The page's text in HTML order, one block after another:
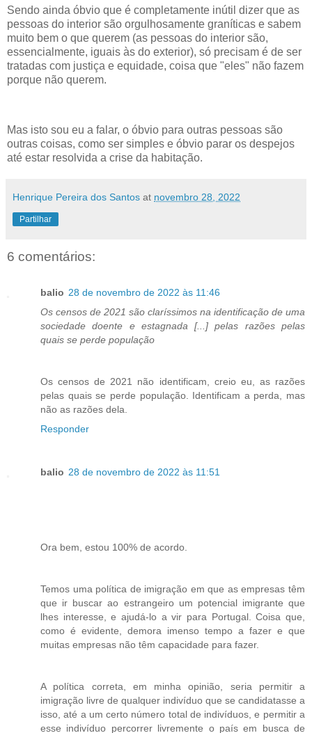
Sendo ainda óbvio que é completamente inútil dizer que as
pessoas do interior são orgulhosamente graníticas e sabem
muito bem o que querem (as pessoas do interior são,
essencialmente, iguais às do exterior), só precisam é de ser
tratadas com justiça e equidade, coisa que "eles" não fazem
porque não querem.
Mas isto sou eu a falar, o óbvio para outras pessoas são
outras coisas, como ser simples e óbvio parar os despejos
até estar resolvida a crise da habitação.
Henrique Pereira dos Santos at novembro 28, 2022
Partilhar
6 comentários:
balio 28 de novembro de 2022 às 11:46
Os censos de 2021 são claríssimos na identificação de uma
sociedade doente e estagnada [...] pelas razões pelas
quais se perde população
Os censos de 2021 não identificam, creio eu, as razões
pelas quais se perde população. Identificam a perda, mas
não as razões dela.
Responder
balio 28 de novembro de 2022 às 11:51
Ora bem, estou 100% de acordo.
Temos uma política de imigração em que as empresas têm
que ir buscar ao estrangeiro um potencial imigrante que
lhes interesse, e ajudá-lo a vir para Portugal. Coisa que,
como é evidente, demora imenso tempo a fazer e que
muitas empresas não têm capacidade para fazer.
A política correta, em minha opinião, seria permitir a
imigração livre de qualquer indivíduo que se candidatasse a
isso, até a um certo número total de indivíduos, e permitir a
esse indivíduo percorrer livremente o país em busca de